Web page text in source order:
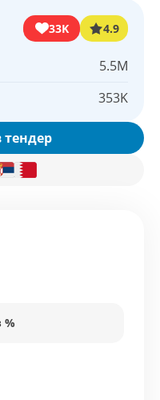
33K 4.9
5.5M
353K
тендер
%